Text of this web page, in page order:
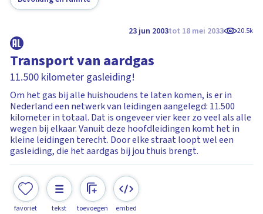
23 jun 2003tot 18 mei 2033 20.5k
Transport van aardgas
11.500 kilometer gasleiding!
Om het gas bij alle huishoudens te laten komen, is er in
Nederland een netwerk van leidingen aangelegd: 11.500
kilometer in totaal. Dat is ongeveer vier keer zo veel als alle
wegen bij elkaar. Vanuit deze hoofdleidingen komt het in
kleine leidingen terecht. Door elke straat loopt wel een
gasleiding, die het aardgas bij jou thuis brengt.
favoriet tekst toevoegen embed